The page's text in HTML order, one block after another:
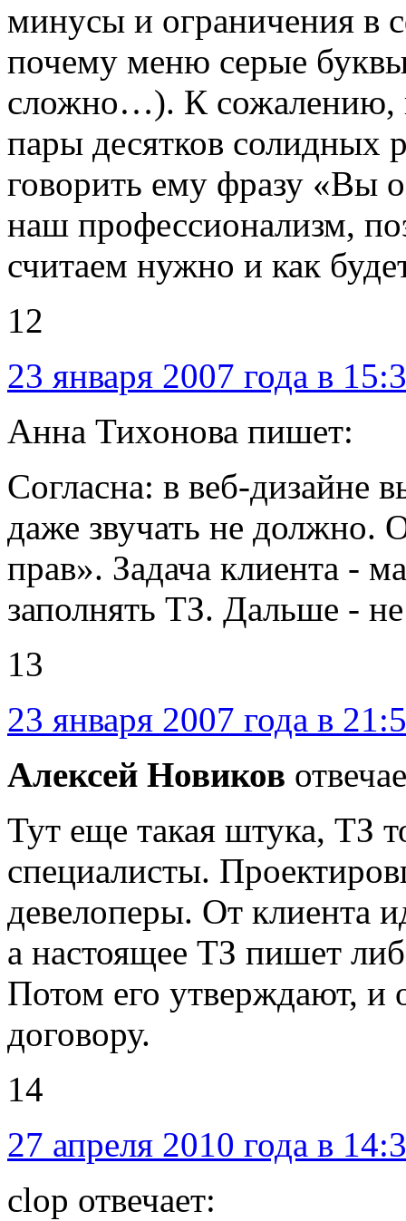
минусы и ограничения в
почему меню серые
сложно…). К сожалению,
пары десятков солидных
говорить ему фразу «Вы
наш профессионализм,
считаем нужно и как
12
23 января 2007 года в
Анна Тихонова пишет:
Согласна: в веб-дизайне
даже звучать не должно.
прав». Задача клиента -
заполнять ТЗ. Дальше -
13
23 января 2007 года в
Алексей Новиков
Тут еще такая штука, ТЗ
специалисты.
девелоперы. От клиента
а настоящее ТЗ пишет
Потом его утверждают, и
договору.
14
27 апреля 2010 года в
clop отвечает: